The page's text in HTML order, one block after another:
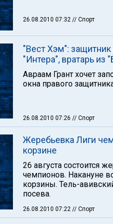
26.08.2010 07:32 // Спорт
"Вест Хэм":
"Интера", вратарь из
Авраам Грант хочет
окна правого
26.08.2010 07:26 // Спорт
Жеребьевка Лиги
корзине
26 августа состоится
чемпионов. Накануне
корзины. Тель-
посева.
26.08.2010 07:22 // Спорт